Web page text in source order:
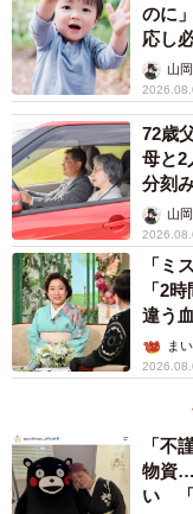
のに
応し
出し…
山
72歳
母と2
分刻
山
「ミ
「2
違う
屋】ま
「不
物資…
い 「